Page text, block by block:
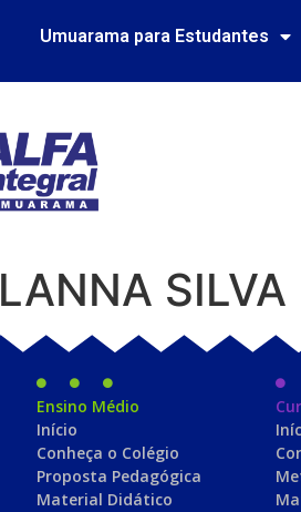
Umuarama para Estudantes
LANNA SILVA
Ensino Médio
Início
Conheça o Colégio
Proposta Pedagógica
Material Didático